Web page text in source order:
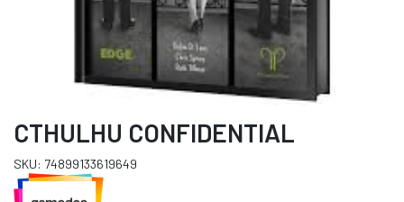
CTHULHU CONFIDENTIAL
SKU: 74899133619649